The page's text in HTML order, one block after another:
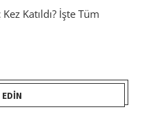
Katıldı? İşte Tüm